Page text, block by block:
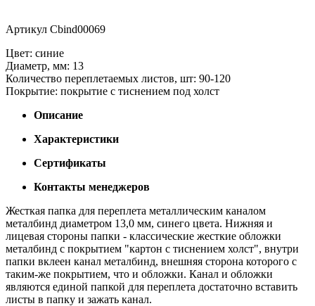
Артикул Cbind00069
Цвет: синие
Диаметр, мм: 13
Количество переплетаемых листов, шт: 90-120
Покрытие: покрытие с тиснением под холст
Описание
Характеристики
Сертификаты
Контакты менеджеров
Жесткая папка для переплета металлическим каналом
металбинд диаметром 13,0 мм, синего цвета. Нижняя и
лицевая стороны папки - классические жесткие обложки
металбинд с покрытием "картон с тиснением холст", внутри
папки вклеен канал металбинд, внешняя сторона которого с
таким-же покрытием, что и обложки. Канал и обложки
являются единой папкой для переплета достаточно вставить
листы в папку и зажать канал.